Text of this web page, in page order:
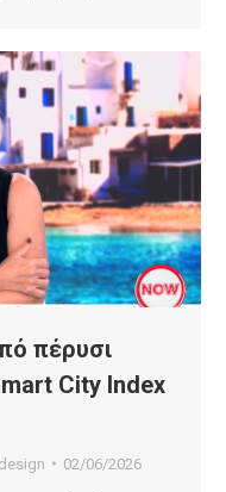
πέρυσι
City Index
02/06/2026